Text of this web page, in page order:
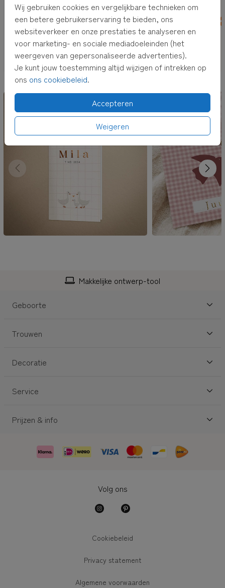
Wij gebruiken cookies en vergelijkbare technieken om
een betere gebruikerservaring te bieden, ons
websiteverkeer en onze prestaties te analyseren en
voor marketing- en sociale mediadoeleinden (het
weergeven van gepersonaliseerde advertenties).
Je kunt jouw toestemming altijd wijzigen of intrekken op
ons ons cookiebeleid.
Accepteren
Weigeren
OOK LEUK VOOR JOU
Makkelijke ontwerp-tool
Geboorte
Trouwen
Decoratie
Service
Prijzen & info
Volg ons
Cookiebeleid
Privacy statement
Algemene voorwaarden